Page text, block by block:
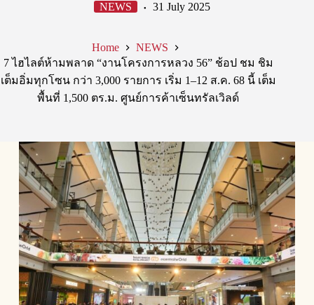
NEWS 31 July 2025
Home
NEWS
7 ไฮไลต์ห้ามพลาด “งานโครงการหลวง 56” ช้อป ชม ชิม
เต็มอิ่มทุกโซน กว่า 3,000 รายการ เริ่ม 1–12 ส.ค. 68 นี้ เต็ม
พื้นที่ 1,500 ตร.ม. ศูนย์การค้าเซ็นทรัลเวิลด์